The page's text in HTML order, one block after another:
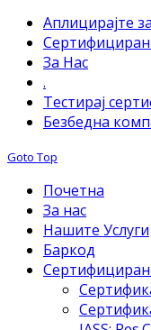
Аплицирајте
За Нас
.
Тестирај
Безбедна
Goto Top
Почетна
За нас
Нашите Услуги
Баркод